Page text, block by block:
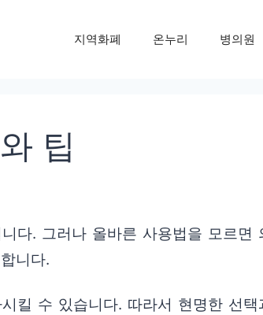
지역화폐 온누리 병의원
팁
다. 그러나 올바른 사용법을 모르면
니다.
킬 수 있습니다. 따라서 현명한 선